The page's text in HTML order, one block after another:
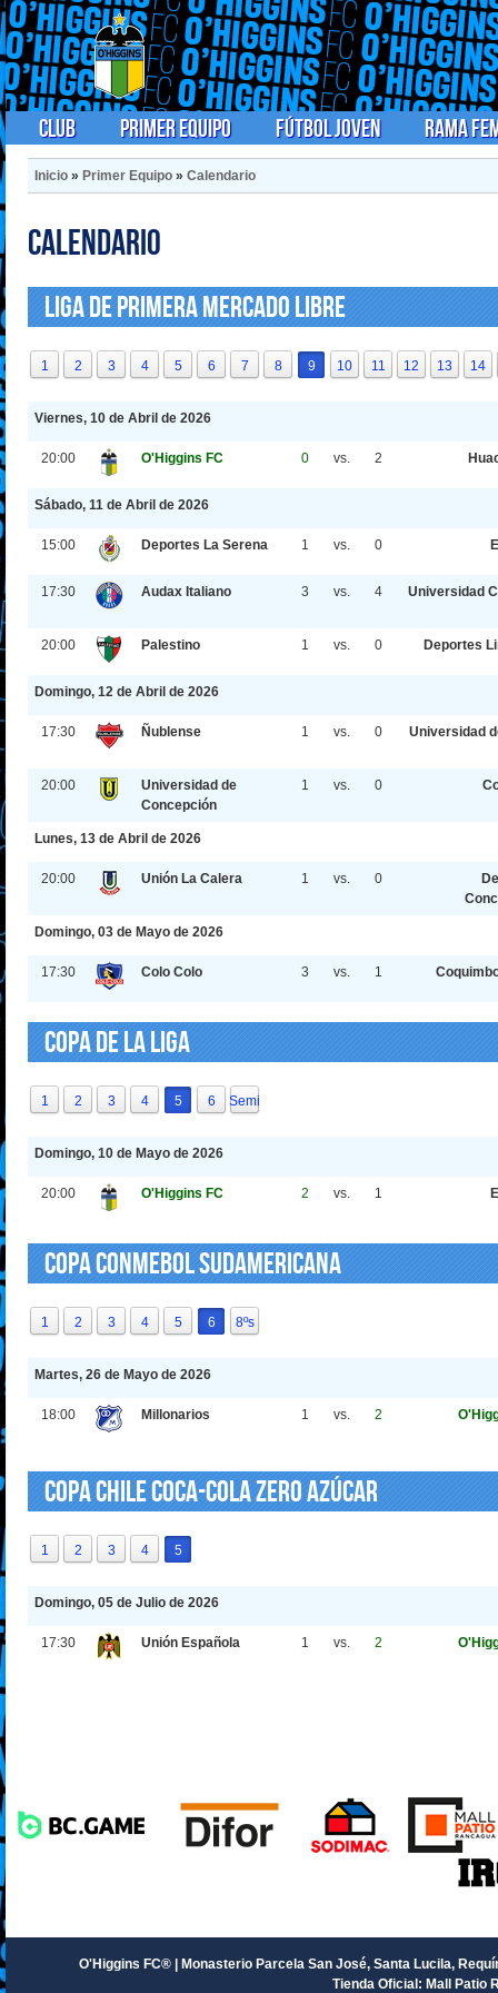
Club Primer Equipo Fútbol Joven Rama
Inicio » Primer Equipo » Calendario
Calendario
Liga de Primera Mercado Libre
1 2 3 4 5 6 7 8 9 10 11 12 13 14
Viernes, 10 de Abril de 2026
20:00 O'Higgins FC 0 vs. 2
Sábado, 11 de Abril de 2026
15:00 Deportes La Serena 1 vs. 0
17:30 Audax Italiano 3 vs. 4 Universidad
20:00 Palestino 1 vs. 0 Deportes
Domingo, 12 de Abril de 2026
17:30 Ñublense 1 vs. 0 Universidad
20:00
Universidad de
Concepción
1 vs. 0
Lunes, 13 de Abril de 2026
20:00 Unión La Calera 1 vs. 0
Domingo, 03 de Mayo de 2026
17:30 Colo Colo 3 vs. 1
Copa de La Liga
1 2 3 4 5 6 Semi
Domingo, 10 de Mayo de 2026
20:00 O'Higgins FC 2 vs. 1
Copa CONMEBOL Sudamericana
1 2 3 4 5 6 8ºs
Martes, 26 de Mayo de 2026
18:00 Millonarios 1 vs. 2
Copa Chile Coca-Cola Zero Azúcar
1 2 3 4 5
Domingo, 05 de Julio de 2026
17:30 Unión Española 1 vs. 2
O'Higgins FC® | Monasterio Parcela San José, Santa Lucila,
Tienda Oficial: Mall Patio